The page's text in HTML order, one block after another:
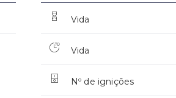
Vida
Vida
Nº de ignições